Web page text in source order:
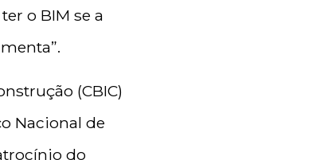
o BIM se a
(CBIC)
Nacional de
do